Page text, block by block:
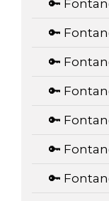
🔑
🔑
🔑
🔑
🔑
🔑
🔑